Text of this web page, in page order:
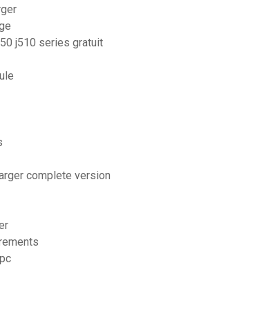
j510 series gratuit
complete version